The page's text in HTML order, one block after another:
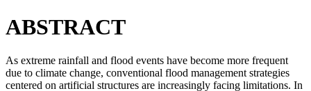
ABSTRACT
As extreme rainfall and flood events have become more frequent
due to climate change, conventional flood management strategies
centered on artificial structures are increasingly facing limitations. In